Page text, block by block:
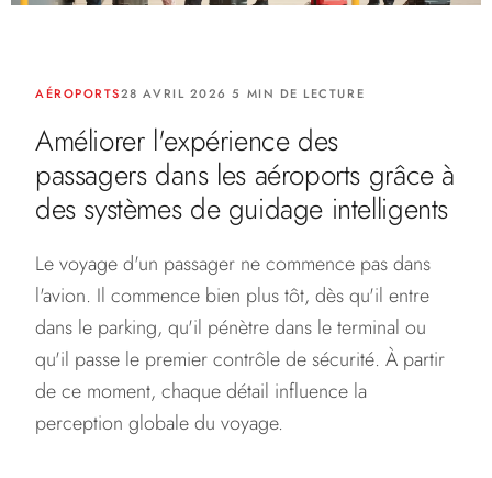
AÉROPORTS28 AVRIL 2026 5 MIN DE LECTURE
Améliorer l'expérience des
passagers dans les aéroports grâce à
des systèmes de guidage intelligents
Le voyage d'un passager ne commence pas dans
l'avion. Il commence bien plus tôt, dès qu'il entre
dans le parking, qu'il pénètre dans le terminal ou
qu'il passe le premier contrôle de sécurité. À partir
de ce moment, chaque détail influence la
perception globale du voyage.